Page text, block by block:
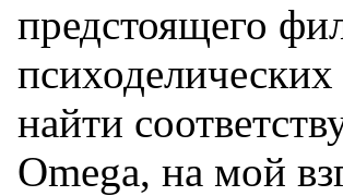
предстоящего
найти
Omega, на мой